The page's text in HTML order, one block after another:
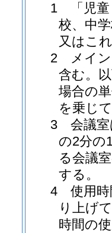
1 「児童
校、中
又はこ
2 メイン
含む。
場合の
を乗じ
3 会議室
の2分の
る会議
する。
4 使用時
り上げ
時間の